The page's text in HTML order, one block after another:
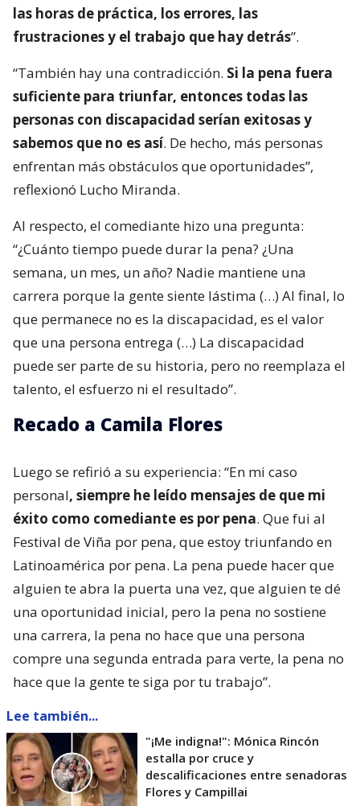
las horas de práctica, los errores, las
frustraciones y el trabajo que hay detrás”.
“También hay una contradicción. Si la pena fuera
suficiente para triunfar, entonces todas las
personas con discapacidad serían exitosas y
sabemos que no es así. De hecho, más personas
enfrentan más obstáculos que oportunidades”,
reflexionó Lucho Miranda.
Al respecto, el comediante hizo una pregunta:
“¿Cuánto tiempo puede durar la pena? ¿Una
semana, un mes, un año? Nadie mantiene una
carrera porque la gente siente lástima (…) Al final, lo
que permanece no es la discapacidad, es el valor
que una persona entrega (…) La discapacidad
puede ser parte de su historia, pero no reemplaza el
talento, el esfuerzo ni el resultado”.
Recado a Camila Flores
Luego se refirió a su experiencia: “En mi caso
personal, siempre he leído mensajes de que mi
éxito como comediante es por pena. Que fui al
Festival de Viña por pena, que estoy triunfando en
Latinoamérica por pena. La pena puede hacer que
alguien te abra la puerta una vez, que alguien te dé
una oportunidad inicial, pero la pena no sostiene
una carrera, la pena no hace que una persona
compre una segunda entrada para verte, la pena no
hace que la gente te siga por tu trabajo”.
Lee también...
"¡Me indigna!": Mónica Rincón
estalla por cruce y
descalificaciones entre senadoras
Flores y Campillai